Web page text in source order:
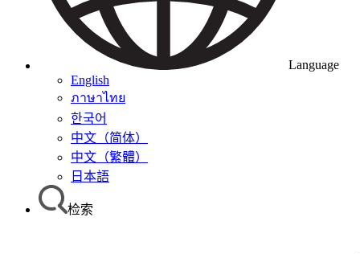
Language
English
ภาษาไทย
한국어
中文（简体）
中文（繁體）
日本語
检索